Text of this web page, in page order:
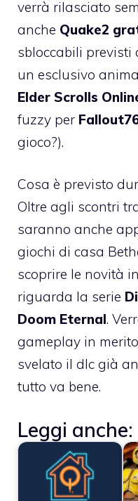
verrà rilasciato
anche Quake2
sbloccabili previsti
un esclusivo
Elder Scrolls
fuzzy per
gioco?).
Cosa è previsto
Oltre agli scontri
saranno anche
giochi di casa
scoprire le novità
riguarda la serie
Doom Eternal.
gameplay in
svelato il dlc già
tutto va bene.
Leggi anche: